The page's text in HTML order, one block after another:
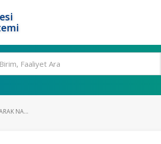
NA...